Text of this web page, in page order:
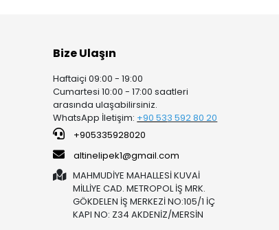
Bize Ulaşın
Haftaiçi 09:00 - 19:00
Cumartesi 10:00 - 17:00 saatleri
arasında ulaşabilirsiniz.
WhatsApp İletişim: +90 533 592 80 20
+905335928020
altinelipek1@gmail.com
MAHMUDİYE MAHALLESİ KUVAİ
MİLLİYE CAD. METROPOL İŞ MRK.
GÖKDELEN İŞ MERKEZİ NO:105/1 İÇ
KAPI NO: Z34 AKDENİZ/MERSİN